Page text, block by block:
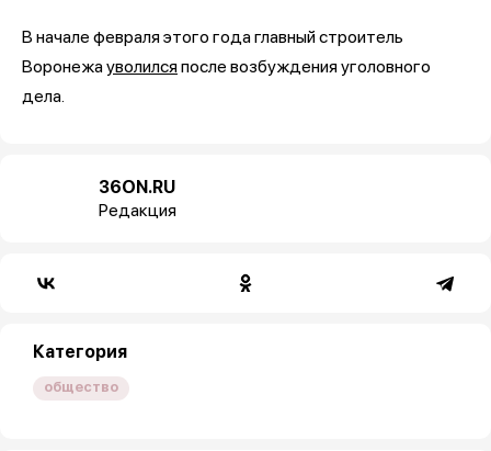
В начале февраля этого года главный строитель
Воронежауволилсяпосле возбуждения уголовного
дела.
36ON.RU
Редакция
Категория
общество